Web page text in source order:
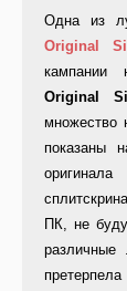
Одна из
Original
кампании
Original
множество
показаны
ПК, не
различные